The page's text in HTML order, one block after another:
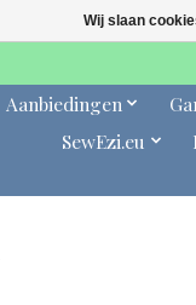
Aanbiedingen
SewEzi.eu
Wij slaan